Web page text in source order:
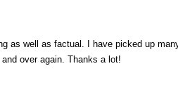
as well as factual. I have picked up
over again. Thanks a lot!